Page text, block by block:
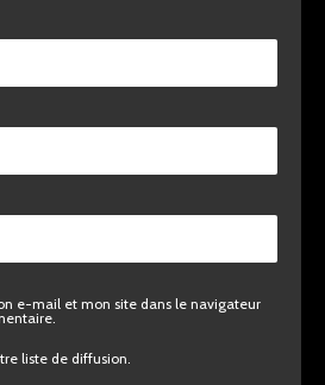
e-mail et mon site dans le navigateur
liste de diffusion.